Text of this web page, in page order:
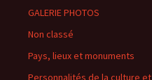
GALERIE PHOTOS
Non classé
Pays, lieux et monuments
Personnalités de la culture et